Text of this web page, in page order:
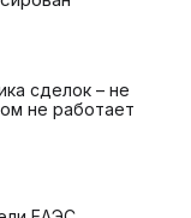
сделок – не
не работает